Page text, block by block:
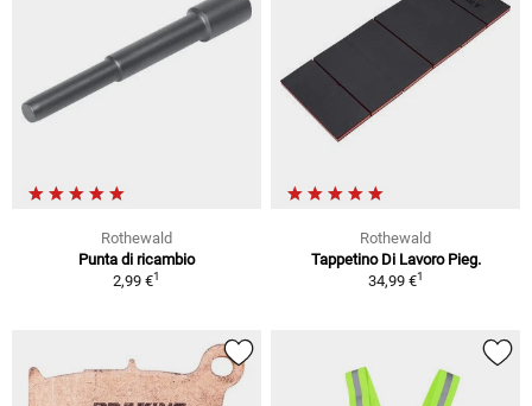
Rothewald
Punta di ricambio
2,99 €1
Rothewald
Tappetino Di Lavoro Pieg.
34,99 €1